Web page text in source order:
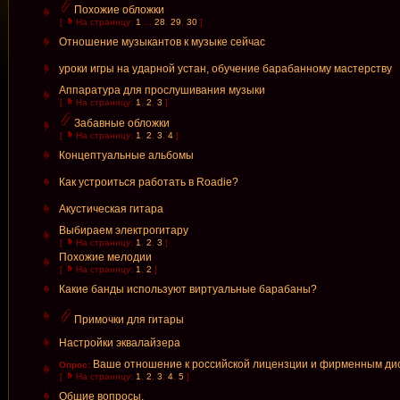
Похожие обложки
[ На страницу: 1 28 29 30 ]
Отношение музыкантов к музыке сейчас
уроки игры на ударной устан, обучение барабанному мастерству
Аппаратура для прослушивания музыки
[ На страницу: 1 2 3 ]
Забавные обложки
[ На страницу: 1 2 3 4 ]
Концептуальные альбомы
Как устроиться работать в Roadie?
Акустическая гитара
Выбираем электрогитару
[ На страницу: 1 2 3 ]
Похожие мелодии
[ На страницу: 1 2 ]
Какие банды используют виртуальные барабаны?
Примочки для гитары
Настройки эквалайзера
Опрос: Ваше отношение к российской лицензции и фирменным
[ На страницу: 1 2 3 4 5 ]
Общие вопросы.